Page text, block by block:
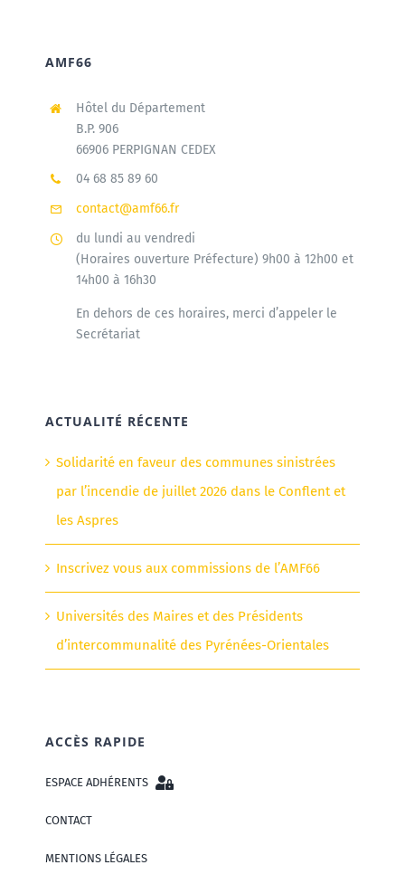
AMF66
Hôtel du Département
B.P. 906
66906 PERPIGNAN CEDEX
04 68 85 89 60
contact@amf66.fr
du lundi au vendredi
(Horaires ouverture Préfecture) 9h00 à 12h00 et
14h00 à 16h30
En dehors de ces horaires, merci d’appeler le
Secrétariat
ACTUALITÉ RÉCENTE
Solidarité en faveur des communes sinistrées
par l’incendie de juillet 2026 dans le Conflent et
les Aspres
Inscrivez vous aux commissions de l’AMF66
Universités des Maires et des Présidents
d’intercommunalité des Pyrénées-Orientales
ACCÈS RAPIDE
ESPACE ADHÉRENTS
CONTACT
MENTIONS LÉGALES